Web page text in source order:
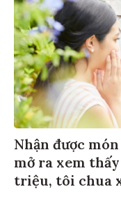
Nhận được
mở ra xem
triệu, tôi chua